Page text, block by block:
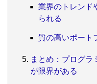
業界のトレンド
られる
質の高いポート
まとめ：プログラ
が限界がある